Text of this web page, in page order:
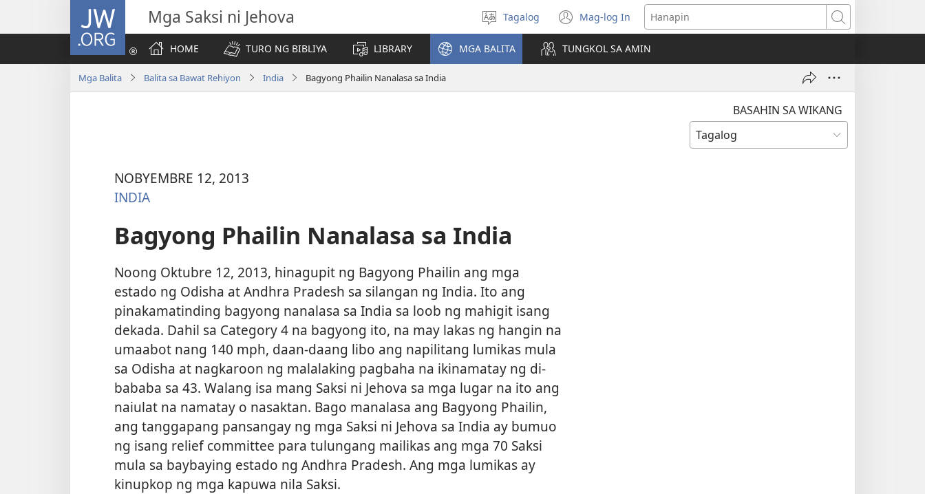
JW.ORG Mga Saksi ni Jehova
Pumili
ng
wika
Tagalog Mag-log In
(may
bubukas
na
bagong
Hanapin
HOME
TURO NG BIBLIYA LIBRARY MGA BALITA TUNGKOL SA AMIN
Mga Balita Balita sa Bawat Rehiyon India Bagyong Phailin Nanalasa sa India
BASAHIN SA WIKANG
NOBYEMBRE 12, 2013
INDIA
Bagyong Phailin Nanalasa sa India
Noong Oktubre 12, 2013, hinagupit ng Bagyong Phailin ang mga
estado ng Odisha at Andhra Pradesh sa silangan ng India. Ito ang
pinakamatinding bagyong nanalasa sa India sa loob ng mahigit isang
dekada. Dahil sa Category 4 na bagyong ito, na may lakas ng hangin na
umaabot nang 140 mph, daan-daang libo ang napilitang lumikas mula
sa Odisha at nagkaroon ng malalaking pagbaha na ikinamatay ng di-
bababa sa 43. Walang isa mang Saksi ni Jehova sa mga lugar na ito ang
naiulat na namatay o nasaktan. Bago manalasa ang Bagyong Phailin,
ang tanggapang pansangay ng mga Saksi ni Jehova sa India ay bumuo
ng isang relief committee para tulungang mailikas ang mga 70 Saksi
mula sa baybaying estado ng Andhra Pradesh. Ang mga lumikas ay
kinupkop ng mga kapuwa nila Saksi.